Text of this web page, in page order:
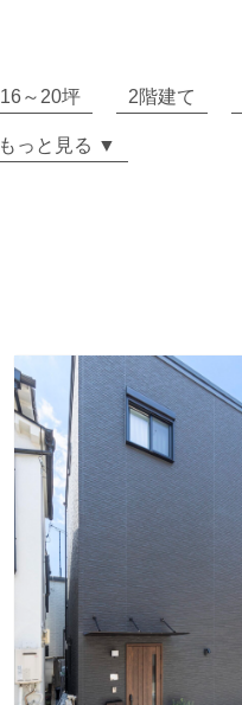
16～20坪 2階建て
もっと見る ▼